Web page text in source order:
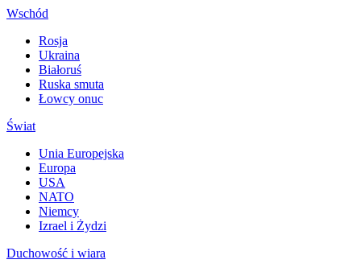
Wschód
Rosja
Ukraina
Białoruś
Ruska smuta
Łowcy onuc
Świat
Unia Europejska
Europa
USA
NATO
Niemcy
Izrael i Żydzi
Duchowość i wiara